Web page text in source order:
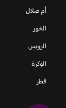
أم صلال
الخور
الرويس
الوكرة
قطر